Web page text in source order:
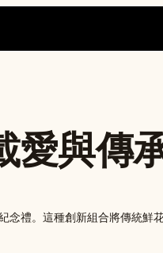
愛與傳
念禮。這種創新組合將傳統鮮